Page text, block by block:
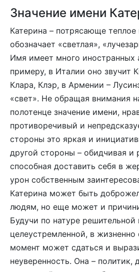
Значение имени
Катерина – потрясающе
обозначает «светлая»,
Имя имеет много иностранных
примеру, в Италии оно звучит
Клара, Клэр, в Армении –
«свет». Не обращая внимания
полотенце значение имени,
противоречивый и
стороны это яркая и
другой стороны – обидчивая и
способная доставить себя в
урон собственным
Катерина может быть
людям, но еще может и
Будучи по натуре решительной
целеустремленной, в
момент может сдаться и
неуверенность. Она – политик,